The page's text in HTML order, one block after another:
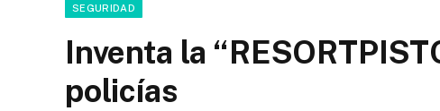
SEGURIDAD
Inventa la
policías